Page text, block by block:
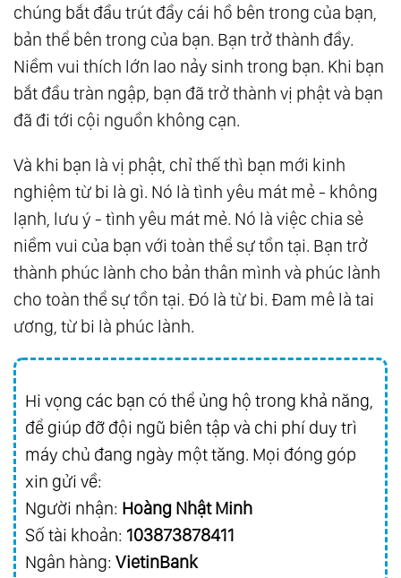
chúng bắt đầu trút đầy cái hồ bên trong của bạn,
bản thể bên trong của bạn. Bạn trở thành đầy.
Niềm vui thích lớn lao nảy sinh trong bạn. Khi bạn
bắt đầu tràn ngập, bạn đã trở thành vị phật và bạn
đã đi tới cội nguồn không cạn.
Và khi bạn là vị phật, chỉ thế thì bạn mới kinh
nghiệm từ bi là gì. Nó là tình yêu mát mẻ - không
lạnh, lưu ý - tình yêu mát mẻ. Nó là việc chia sẻ
niềm vui của bạn với toàn thể sự tồn tại. Bạn trở
thành phúc lành cho bản thân mình và phúc lành
cho toàn thể sự tồn tại. Đó là từ bi. Đam mê là tai
ương, từ bi là phúc lành.
Hi vọng các bạn có thể ủng hộ trong khả năng,
để giúp đỡ đội ngũ biên tập và chi phí duy trì
máy chủ đang ngày một tăng. Mọi đóng góp
xin gửi về:
Người nhận: Hoàng Nhật Minh
Số tài khoản: 103873878411
Ngân hàng: VietinBank